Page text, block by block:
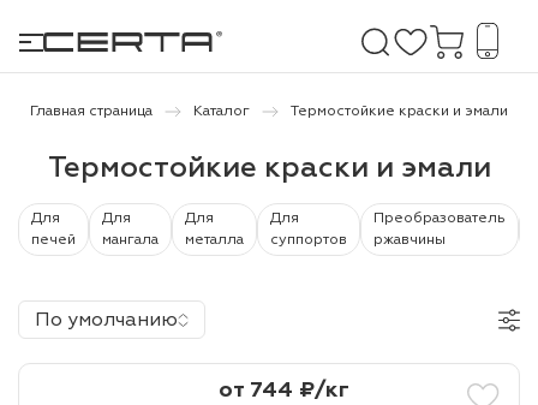
покрытия
и дачи
бетону,
Главная страница Каталог Термостойкие краски и эмали
Термостойкие краски и эмали
Для
печей
Для
мангала
Для
металла
Для
суппортов
Преобразователь
ржавчины
По умолчанию
от 744 ₽/кг